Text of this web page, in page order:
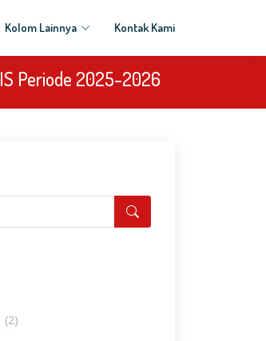
Kolom Lainnya Kontak Kami
Periode 2025-2026
(2)